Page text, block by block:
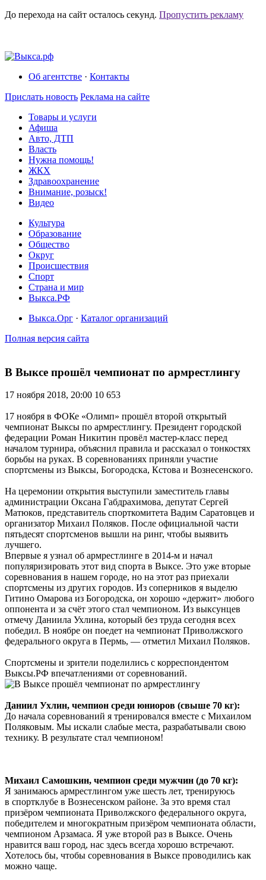
До перехода на сайт осталось секунд. Пропустить рекламу
Об агентстве · Контакты
Прислать новость Реклама на сайте
Товары и услуги
Афиша
Авто, ДТП
Власть
Нужна помощь!
ЖКХ
Здравоохранение
Внимание, розыск!
Видео
Культура
Образование
Общество
Округ
Происшествия
Спорт
Страна и мир
Выкса.РФ
Выкса.Орг · Каталог организаций
Полная версия сайта
В Выксе прошёл чемпионат по армрестлингу
17 ноября 2018, 20:00 10 653
17 ноября в ФОКе «Олимп» прошёл второй открытый
чемпионат Выксы по армрестлингу. Президент городской
федерации Роман Никитин провёл мастер-класс перед
началом турнира, объяснил правила и рассказал о тонкостях
борьбы на руках. В соревнованиях приняли участие
спортсмены из Выксы, Богородска, Кстова и Вознесенского.
На церемонии открытия выступили заместитель главы
администрации Оксана Габдрахимова, депутат Сергей
Матюков, представитель спорткомитета Вадим Саратовцев и
организатор Михаил Поляков. После официальной части
пятьдесят спортсменов вышли на ринг, чтобы выявить
лучшего.
Впервые я узнал об армрестлинге в 2014-м и начал
популяризировать этот вид спорта в Выксе. Это уже вторые
соревнования в нашем городе, но на этот раз приехали
спортсмены из других городов. Из соперников я выделю
Гитино Омарова из Богородска, он хорошо «держит» любого
оппонента и за счёт этого стал чемпионом. Из выксунцев
отмечу Даниила Ухлина, который без труда сегодня всех
победил. В ноябре он поедет на чемпионат Приволжского
федерального округа в Пермь, — отметил Михаил Поляков.
Спортсмены и зрители поделились с корреспондентом
Выксы.РФ впечатлениями от соревнований.
Даниил Ухлин, чемпион среди юниоров (свыше 70 кг):
До начала соревнований я тренировался вместе с Михаилом
Поляковым. Мы искали слабые места, разрабатывали свою
технику. В результате стал чемпионом!
Михаил Самошкин, чемпион среди мужчин (до 70 кг):
Я занимаюсь армрестлингом уже шесть лет, тренируюсь
в спортклубе в Вознесенском районе. За это время стал
призёром чемпионата Приволжского федерального округа,
победителем и многократным призёром чемпионата области,
чемпионом Арзамаса. Я уже второй раз в Выксе. Очень
нравится ваш город, нас здесь всегда хорошо встречают.
Хотелось бы, чтобы соревнования в Выксе проводились как
можно чаще.